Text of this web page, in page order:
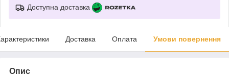
Доступна доставка
Доставка Оплата Умови повернення
Опис